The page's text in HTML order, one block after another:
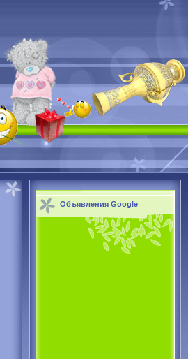
Объявления Google